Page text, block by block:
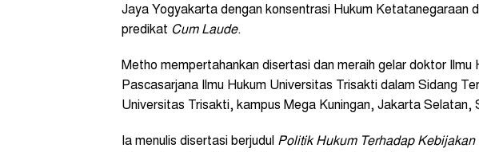
Jaya Yogyakarta dengan konsentrasi Hukum Ketatanegaraan
predikat Cum Laude.
Metho mempertahankan disertasi dan meraih gelar doktor Ilmu
Pascasarjana Ilmu Hukum Universitas Trisakti dalam Sidang
Universitas Trisakti, kampus Mega Kuningan, Jakarta Selatan,
Ia menulis disertasi berjudul Politik Hukum Terhadap